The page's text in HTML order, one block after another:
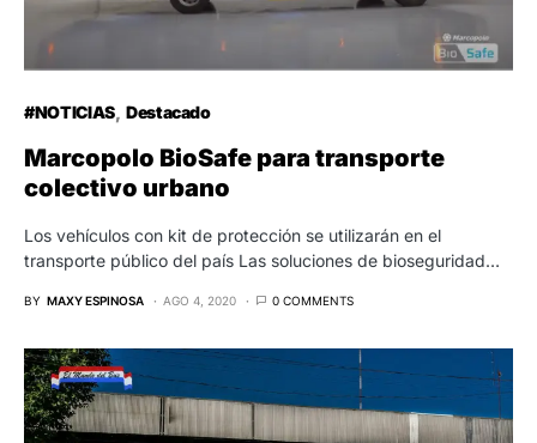
#NOTICIAS Destacado
Marcopolo BioSafe para transporte
colectivo urbano
Los vehículos con kit de protección se utilizarán en el
transporte público del país Las soluciones de bioseguridad…
BY MAXY ESPINOSA AGO 4, 2020 0 COMMENTS